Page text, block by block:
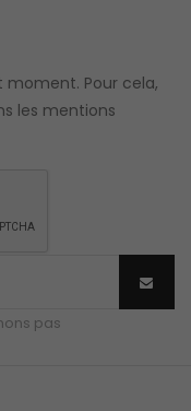
moment. Pour cela,
les mentions
pas